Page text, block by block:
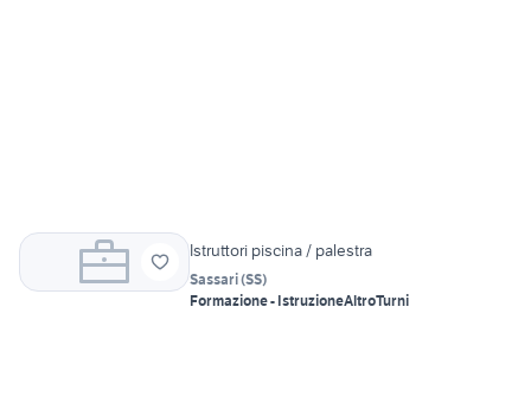
Istruttori piscina / palestra
Sassari(SS)
Formazione - IstruzioneAltroTurni